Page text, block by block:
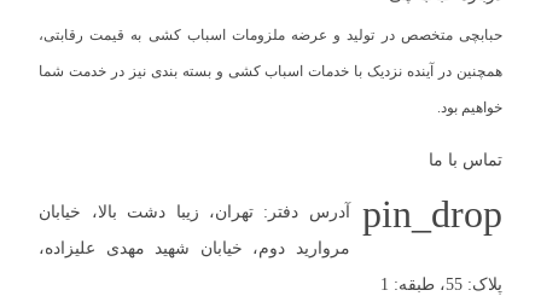
حبابچی متخصص در تولید و عرضه ملزومات اسباب کشی به قیمت رقابتی،
همچنین در آینده نزدیک با خدمات اسباب کشی و بسته بندی نیز در خدمت شما
خواهیم بود.
تماس با ما
pin_drop
آدرس دفتر: تهران، زیبا دشت بالا، خیابان
مروارید دوم، خیابان شهید مهدی علیزاده،
پلاک: 55، طبقه: 1